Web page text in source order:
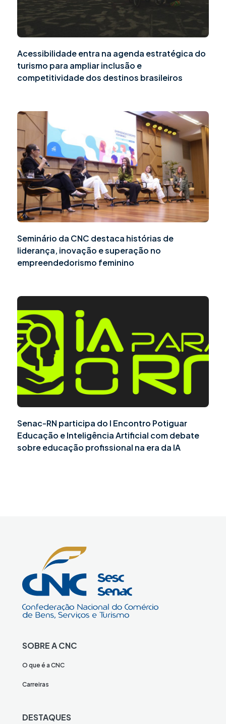
Acessibilidade entra na agenda estratégica do
turismo para ampliar inclusão e
competitividade dos destinos brasileiros
Seminário da CNC destaca histórias de
liderança, inovação e superação no
empreendedorismo feminino
Senac-RN participa do I Encontro Potiguar
Educação e Inteligência Artificial com debate
sobre educação profissional na era da IA
SOBRE A CNC
O que é a CNC
Carreiras
DESTAQUES